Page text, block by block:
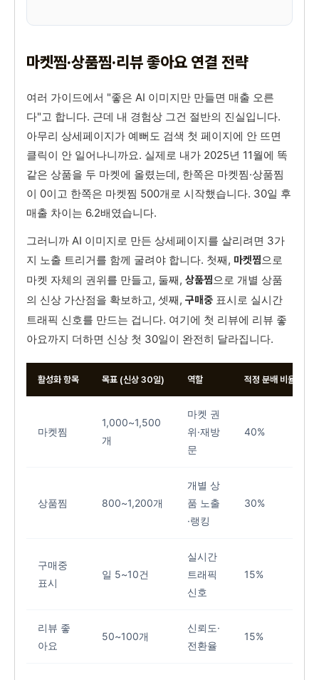
마켓찜·상품찜·리뷰 좋아요 연결 전략
여러 가이드에서 "좋은 AI 이미지만 만들면 매출 오른
다"고 합니다. 근데 내 경험상 그건 절반의 진실입니다.
아무리 상세페이지가 예뻐도 검색 첫 페이지에 안 뜨면
클릭이 안 일어나니까요. 실제로 내가 2025년 11월에 똑
같은 상품을 두 마켓에 올렸는데, 한쪽은 마켓찜·상품찜
이 0이고 한쪽은 마켓찜 500개로 시작했습니다. 30일 후
매출 차이는 6.2배였습니다.
그러니까 AI 이미지로 만든 상세페이지를 살리려면 3가
지 노출 트리거를 함께 굴려야 합니다. 첫째, 마켓찜으로
마켓 자체의 권위를 만들고, 둘째, 상품찜으로 개별 상품
의 신상 가산점을 확보하고, 셋째, 구매중 표시로 실시간
트래픽 신호를 만드는 겁니다. 여기에 첫 리뷰에 리뷰 좋
아요까지 더하면 신상 첫 30일이 완전히 달라집니다.
활성화 항목 목표 (신상 30일) 역할 적정 분배 비율
마켓찜
1,000~1,500
개
마켓 권
위·재방
문
40%
상품찜 800~1,200개
개별 상
품 노출
·랭킹
30%
구매중
표시
일 5~10건
실시간
트래픽
신호
15%
리뷰 좋
아요
50~100개
신뢰도·
전환율
15%